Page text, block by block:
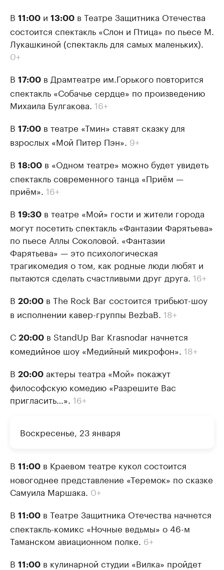
В 11:00 и 13:00 в Театре Защитника Отечества
состоится спектакль «Слон и Птица» по пьесе М.
Лукашкиной (спектакль для самых маленьких).
0+
В 17:00 в Драмтеатре им.Горького повторится
спектакль «Собачье сердце» по произведению
Михаила Булгакова. 16+
В 17:00 в театре «Тмин» ставят сказку для
взрослых «Мой Питер Пэн». 9+
В 18:00 в «Одном театре» можно будет увидеть
спектакль современного танца «Приём —
приём». 16+
В 19:30 в театре «Мой» гости и жители города
могут посетить спектакль «Фантазии Фарятьева»
по пьесе Аллы Соколовой. «Фантазии
Фарятьева» — это психологическая
трагикомедия о том, как родные люди любят и
пытаются сделать счастливыми друг друга. 16+
В 20:00 в The Rock Bar состоится трибьют-шоу
в исполнении кавер-группы BezbaB. 18+
С 20:00 в StandUp Bar Krasnodar начнется
комедийное шоу «Медийный микрофон». 18+
В 20:00 актеры театра «Мой» покажут
философскую комедию «Разрешите Вас
пригласить…». 16+
Воскресенье, 23 января
В 11:00 в Краевом театре кукол состоится
новогоднее представление «Теремок» по сказке
Самуила Маршака. 0+
В 11:00 в Театре Защитника Отечества начнется
спектакль-комикс «Ночные ведьмы» о 46-м
Таманском авиационном полке. 6+
В 11:00 в кулинарной студии «Вилка» пройдет